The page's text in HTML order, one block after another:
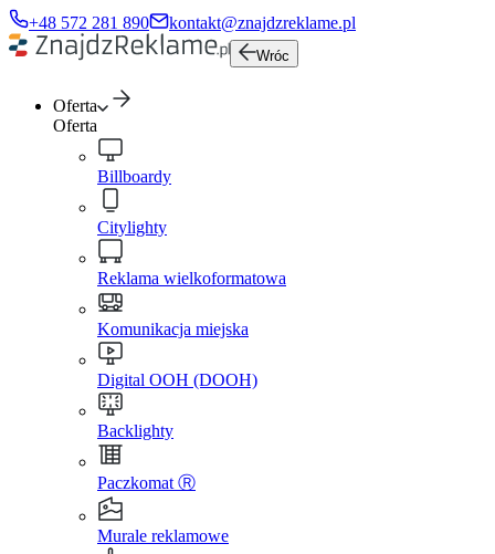
+48 572 281 890 kontakt@znajdzreklame.pl
Wróc
Oferta
Oferta
Billboardy
Citylighty
Reklama wielkoformatowa
Komunikacja miejska
Digital OOH (DOOH)
Backlighty
Paczkomat Ⓡ
Murale reklamowe